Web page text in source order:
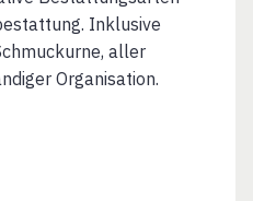
Inklusive
aller
Organisation.